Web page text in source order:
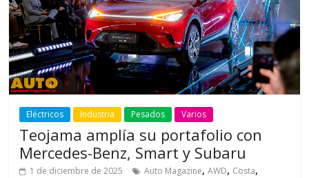
Eléctricos Industria Pesados Varios
Teojama amplía su portafolio con
Mercedes-Benz, Smart y Subaru
1 de diciembre de 2025 Auto Magazine,AWD, Costa,